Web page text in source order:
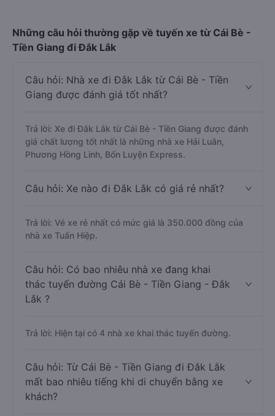
Những câu hỏi thường gặp về tuyến xe từ Cái Bè -
Tiền Giang đi Đắk Lắk
Câu hỏi: Nhà xe đi Đắk Lắk từ Cái Bè - Tiền
Giang được đánh giá tốt nhất?
Trả lời: Xe đi Đắk Lắk từ Cái Bè - Tiền Giang được đánh
giá chất lượng tốt nhất là những nhà xe Hải Luân,
Phương Hồng Linh, Bốn Luyện Express.
Câu hỏi: Xe nào đi Đắk Lắk có giá rẻ nhất?
Trả lời: Vé xe rẻ nhất có mức giá là 350.000 đồng của
nhà xe Tuấn Hiệp.
Câu hỏi: Có bao nhiêu nhà xe đang khai
thác tuyến đường Cái Bè - Tiền Giang - Đắk
Lắk ?
Trả lời: Hiện tại có 4 nhà xe khai thác tuyến đường.
Câu hỏi: Từ Cái Bè - Tiền Giang đi Đắk Lắk
mất bao nhiêu tiếng khi di chuyển bằng xe
khách?